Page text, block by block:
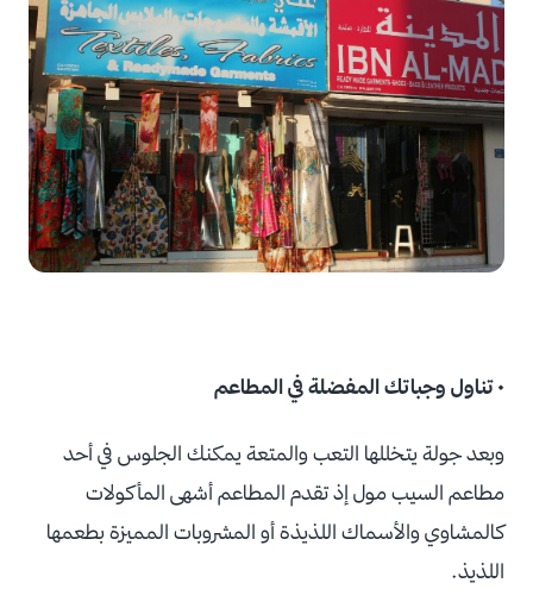
• تناول وجباتك المفضلة في المطاعم
وبعد جولة يتخللها التعب والمتعة يمكنك الجلوس في أحد
مطاعم السيب مول إذ تقدم المطاعم أشهى المأكولات
كالمشاوي والأسماك اللذيذة أو المشروبات المميزة بطعمها
اللذيذ.